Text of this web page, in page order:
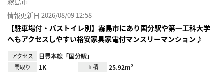
情報更新日 2026/08/09 12:58
【駐車場付・バストイレ別】霧島市にあり国分駅や第一工科大学
へもアクセスしやすい格安家具家電付マンスリーマンション♪
アクセス 日豊本線「国分駅」
間取り 1K 面積 25.92m²